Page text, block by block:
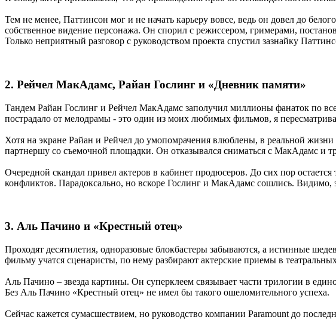
Тем не менее, Паттинсон мог и не начать карьеру вовсе, ведь он довел до
собственное видение персонажа. Он спорил с режиссером, гримерами,
Только неприятный разговор с руководством проекта спустил зазнайку
2. Рейчел МакАдамс, Райан Гослинг и «Дневник памяти»
Тандем Райан Гослинг и Рейчел МакАдамс заполучил миллионы фанаток по
пострадало от мелодрамы - это один из моих любимых фильмов, я
Хотя на экране Райан и Рейчел до умопомрачения влюблены, в реальной
партнершу со съемочной площадки. Он отказывался сниматься с МакАдамс и
Очередной скандал привел актеров в кабинет продюсеров. До сих пор
конфликтов. Парадоксально, но вскоре Гослинг и МакАдамс сошлись. Видимо,
3. Аль Пачино и «Крестный отец»
Проходят десятилетия, одноразовые блокбастеры забываются, а истинные
фильму учатся сценаристы, по нему разбирают актерские приемы в
Аль Пачино – звезда картины. Он суперклеем связывает части трилогии в
Без Аль Пачино «Крестный отец» не имел бы такого ошеломительного успеха.
Сейчас кажется сумасшествием, но руководство компании Paramount до